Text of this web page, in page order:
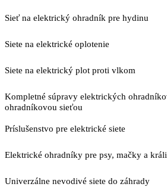
Sieť na elektrický ohradník pre hydinu
Siete na elektrické oplotenie
Siete na elektrický plot proti vlkom
Kompletné súpravy elektrických
ohradníkovou sieťou
Príslušenstvo pre elektrické siete
Elektrické ohradníky pre psy, mačky a
Univerzálne nevodivé siete do záhrady